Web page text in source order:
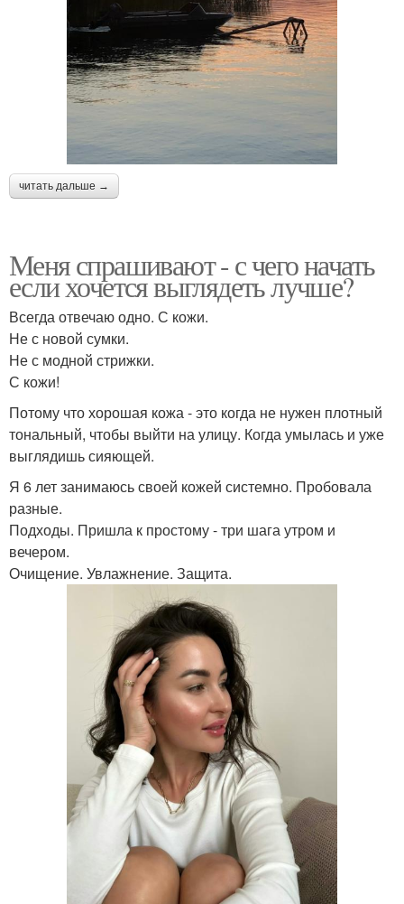
читать дальше →
Меня спрашивают - с чего начать
если хочется выглядеть лучше?
Всегда отвечаю одно. С кожи.
Не с новой сумки.
Не с модной стрижки.
С кожи!
Потому что хорошая кожа - это когда не нужен плотный
тональный, чтобы выйти на улицу. Когда умылась и уже
выглядишь сияющей.
Я 6 лет занимаюсь своей кожей системно. Пробовала
разные.
Подходы. Пришла к простому - три шага утром и
вечером.
Очищение. Увлажнение. Защита.